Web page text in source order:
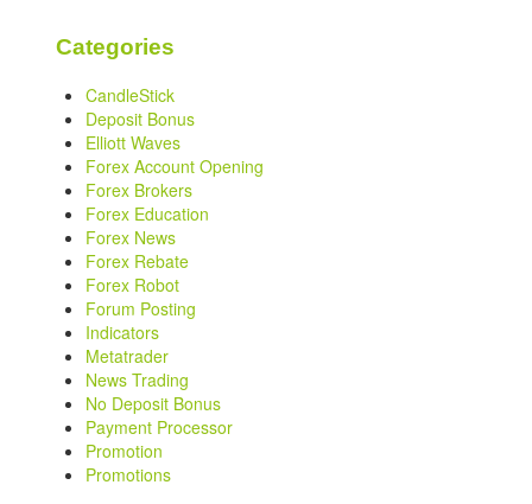
Categories
CandleStick
Deposit Bonus
Elliott Waves
Forex Account Opening
Forex Brokers
Forex Education
Forex News
Forex Rebate
Forex Robot
Forum Posting
Indicators
Metatrader
News Trading
No Deposit Bonus
Payment Processor
Promotion
Promotions